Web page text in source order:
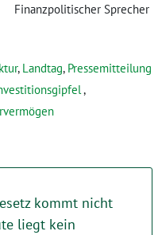
Finanzpolitischer Sprecher
, Landtag, Pressemitteilung
,
kommt nicht
liegt kein